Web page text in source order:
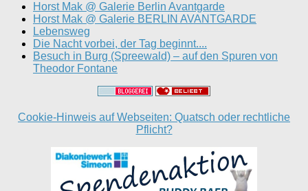
Horst Mak @ Galerie Berlin Avantgarde
Horst Mak @ Galerie BERLIN AVANTGARDE
Lebensweg
Die Nacht vorbei, der Tag beginnt....
Besuch in Burg (Spreewald) – auf den Spuren von
Theodor Fontane
Cookie-Hinweis auf Webseiten: Quatsch oder rechtliche
Pflicht?